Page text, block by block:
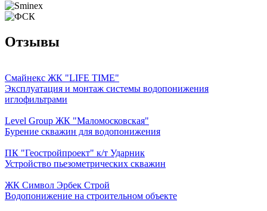
Отзывы
Смайнекс ЖК "LIFE TIME"
Эксплуатация и монтаж системы водопонижения
иглофильтрами
Level Group ЖК "Маломосковская"
Бурение скважин для водопонижения
ПК "Геостройпроект" к/т Ударник
Устройство пьезометрических скважин
ЖК Символ Эрбек Строй
Водопонижение на строительном объекте